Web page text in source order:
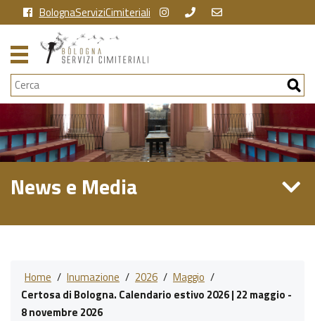
BolognaServiziCimiteriali
Cerca
News e Media
Home / Inumazione / 2026 / Maggio /
Certosa di Bologna. Calendario estivo 2026 | 22 maggio -
8 novembre 2026